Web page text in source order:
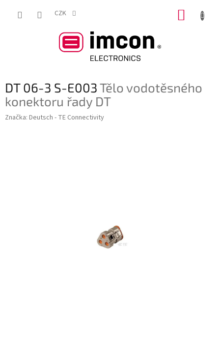
CZK
DT 06-3 S-E003Tělo vodotěsného
konektoru řady DT
Značka: Deutsch - TE Connectivity